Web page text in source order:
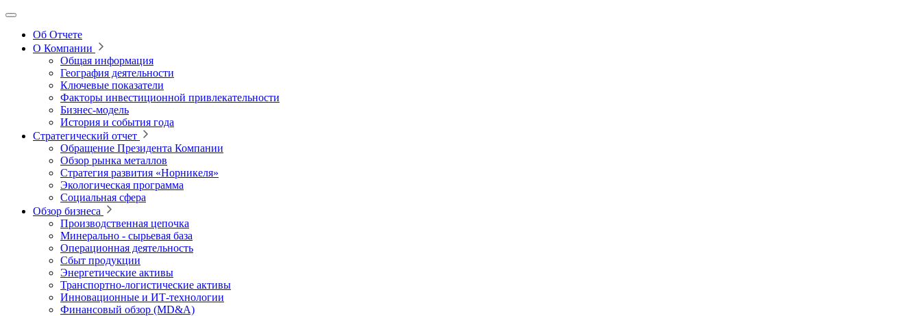
Об Отчете
О Компании
Общая информация
География деятельности
Ключевые показатели
Факторы инвестиционной привлекательности
Бизнес-модель
История и события года
Стратегический отчет
Обращение Президента Компании
Обзор рынка металлов
Стратегия развития «Норникеля»
Экологическая программа
Социальная сфера
Обзор бизнеса
Производственная цепочка
Минерально ‑ сырьевая база
Операционная деятельность
Сбыт продукции
Энергетические активы
Транспортно-логистические активы
Инновационные и ИТ‑технологии
Финансовый обзор (MD&A)